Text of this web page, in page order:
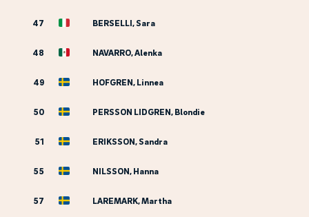
47 BERSELLI, Sara
48 NAVARRO, Alenka
49 HOFGREN, Linnea
50 PERSSON LIDGREN, Blondie
51 ERIKSSON, Sandra
55 NILSSON, Hanna
57 LAREMARK, Martha